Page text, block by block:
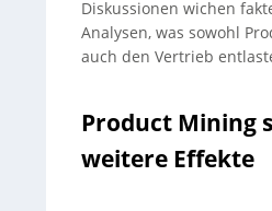
Diskussionen wichen
Analysen, was sowohl
auch den Vertrieb
Product Mining
weitere Effekte